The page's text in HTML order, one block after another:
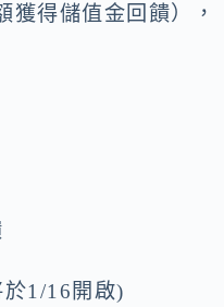
得儲值金回饋），
於1/16開啟)